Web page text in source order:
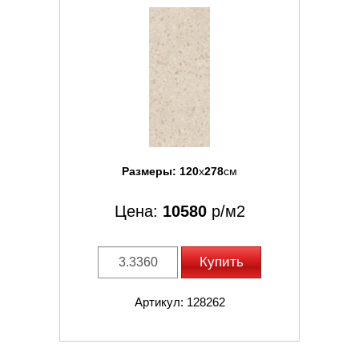
Размеры: 120x278см
Цена: 10580р/м2
Купить
Артикул: 128262